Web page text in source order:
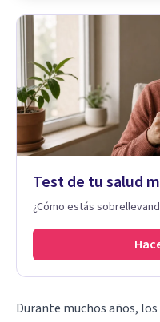
Test de tu salud
¿Cómo estás
Durante muchos años,